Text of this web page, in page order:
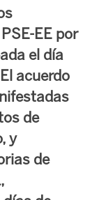
EE por
el día
acuerdo
de
y
de